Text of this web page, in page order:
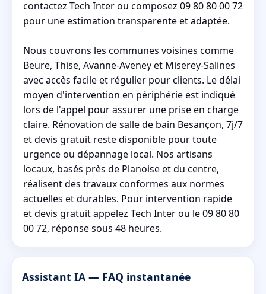
contactez Tech Inter ou composez 09 80 80 00 72
pour une estimation transparente et adaptée.
Nous couvrons les communes voisines comme
Beure, Thise, Avanne-Aveney et Miserey-Salines
avec accès facile et régulier pour clients. Le délai
moyen d'intervention en périphérie est indiqué
lors de l'appel pour assurer une prise en charge
claire. Rénovation de salle de bain Besançon, 7j/7
et devis gratuit reste disponible pour toute
urgence ou dépannage local. Nos artisans
locaux, basés près de Planoise et du centre,
réalisent des travaux conformes aux normes
actuelles et durables. Pour intervention rapide
et devis gratuit appelez Tech Inter ou le 09 80 80
00 72, réponse sous 48 heures.
Assistant IA — FAQ instantanée